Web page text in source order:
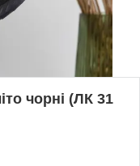
чорні (ЛК 31